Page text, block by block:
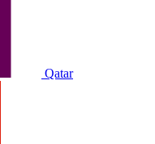
Qatar